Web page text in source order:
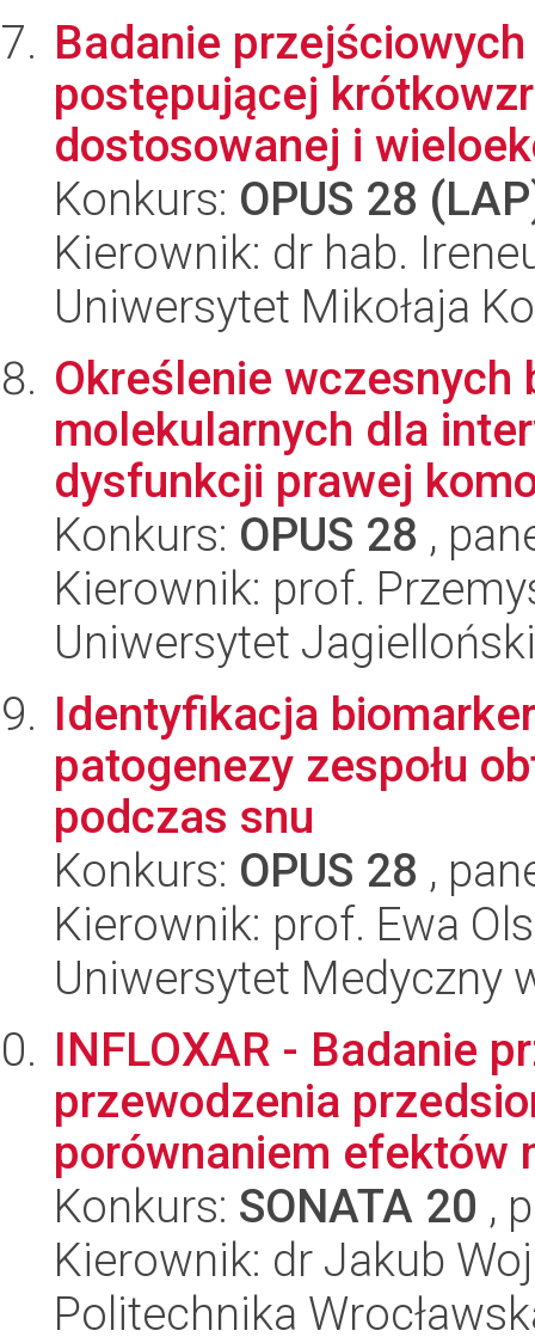
Badanie
postępującej
dostosowanej i
Konkurs: OPUS 28
Kierownik: dr hab.
Uniwersytet Mikołaja
Określenie wczesnych
molekularnych dla
dysfunkcji prawej
Konkurs: OPUS 28 ,
Kierownik: prof.
Uniwersytet Jagielloński
Identyfikacja
patogenezy zespołu
podczas snu
Konkurs: OPUS 28 ,
Kierownik: prof. Ewa
Uniwersytet Medyczny
INFLOXAR - Badanie
przewodzenia
porównaniem efektów
Konkurs: SONATA 20 ,
Kierownik: dr Jakub
Politechnika